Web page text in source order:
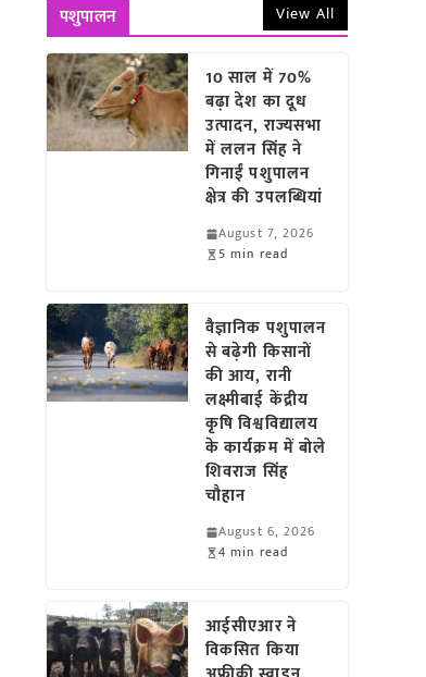
पशुपालन View All
10 साल में 70%
बढ़ा देश का दूध
उत्पादन, राज्यसभा
में ललन सिंह ने
गिनाईं पशुपालन
क्षेत्र की उपलब्धियां
August 7, 2026
5 min read
वैज्ञानिक पशुपालन
से बढ़ेगी किसानों
की आय, रानी
लक्ष्मीबाई केंद्रीय
कृषि विश्वविद्यालय
के कार्यक्रम में बोले
शिवराज सिंह
चौहान
August 6, 2026
4 min read
आईसीएआर ने
विकसित किया